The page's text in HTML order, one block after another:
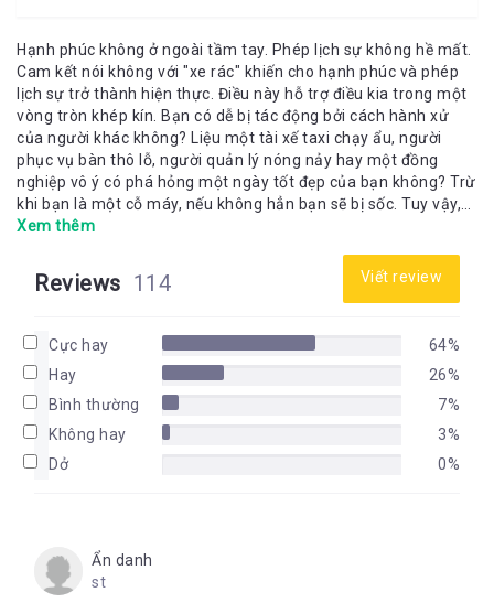
Hạnh phúc không ở ngoài tầm tay. Phép lịch sự không hề mất.
Cam kết nói không với "xe rác" khiến cho hạnh phúc và phép
lịch sự trở thành hiện thực. Điều này hỗ trợ điều kia trong một
vòng tròn khép kín. Bạn có dễ bị tác động bởi cách hành xử
của người khác không? Liệu một tài xế taxi chạy ẩu, người
phục vụ bàn thô lỗ, người quản lý nóng nảy hay một đồng
nghiệp vô ý có phá hỏng một ngày tốt đẹp của bạn không? Trừ
khi bạn là một cỗ máy, nếu không hẳn bạn sẽ bị sốc. Tuy vậy,
khả năng thành công của bạn phụ thuộc vào việc bạn có biết
của mình và bỏ qua những rắc rối vụn vặt hay không. “Có
những người giống như “chiếc xe rác” vậy: họ chứa trong mình
nhiên, họ phải tìm chỗ để trút bỏ mớ rác rưởi đó. Nếu thấy họ
trút lên bạn thì bạn đừng đón nhận. Hãy mỉm cười, vẫy chào,
chúc họ vui, rồi tiếp tục công việc của mình. Cứ tin tôi đi, rồi
bạn sẽ thấy hạnh phúc hơn.” Câu nói trên của một người lái
taxi đã khiến David J.Pollay nảy sinh ý tưởng để viết nên “Bài
học diệu kỳ từ chiếc xe rác”. Thông qua cuốn sách này, bạn sẽ
học được cách vô hiệu hóa “những chiếc xe rác”, không bị
Xem thêm
Reviews 114 Viết review
Cực hay
64%
Hay
26%
Bình thường
7%
Không hay
3%
Dở
0%
Ẩn danh
st